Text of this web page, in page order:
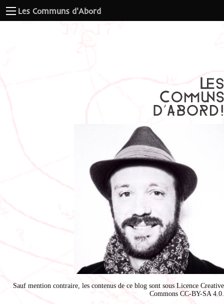
Les Communs d'Abord
Sauf mention contraire, les contenus de ce blog sont sous Licence Creative
Commons CC-BY-SA 4.0